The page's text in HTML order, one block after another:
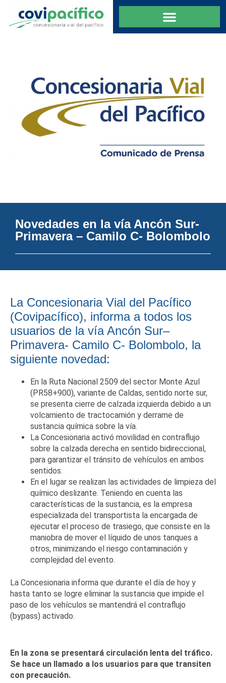
Novedades en la vía Ancón Sur-
Primavera – Camilo C- Bolombolo
La Concesionaria Vial del Pacífico
(Covipacífico), informa a todos los
usuarios de la vía Ancón Sur–
Primavera- Camilo C- Bolombolo, la
siguiente novedad:
En la Ruta Nacional 2509 del sector Monte Azul
(PR58+900), variante de Caldas, sentido norte sur,
se presenta cierre de calzada izquierda debido a un
volcamiento de tractocamión y derrame de
sustancia química sobre la vía.
La Concesionaria activó movilidad en contraflujo
sobre la calzada derecha en sentido bidireccional,
para garantizar el tránsito de vehículos en ambos
sentidos.
En el lugar se realizan las actividades de limpieza del
químico deslizante. Teniendo en cuenta las
características de la sustancia, es la empresa
especializada del transportista la encargada de
ejecutar el proceso de trasiego, que consiste en la
maniobra de mover el líquido de unos tanques a
otros, minimizando el riesgo contaminación y
complejidad del evento.
La Concesionaria informa que durante el día de hoy y
hasta tanto se logre eliminar la sustancia que impide el
paso de los vehículos se mantendrá el contraflujo
(bypass) activado.
En la zona se presentará circulación lenta del tráfico.
Se hace un llamado a los usuarios para que transiten
con precaución.